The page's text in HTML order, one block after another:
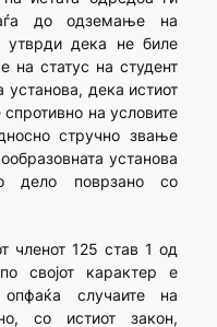
до одземање на
утврди дека не биле
на статус на студент
установа, дека истиот
на условите
стручно звање
установа
дело поврзано со
членот 125 став 1 од
својот карактер е
случаите на
со истиот закон,